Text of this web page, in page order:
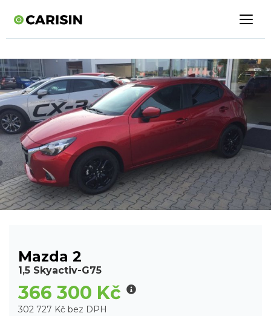
Mazda 2
1,5 Skyactiv-G75
366 300 Kč
302 727 Kč bez DPH